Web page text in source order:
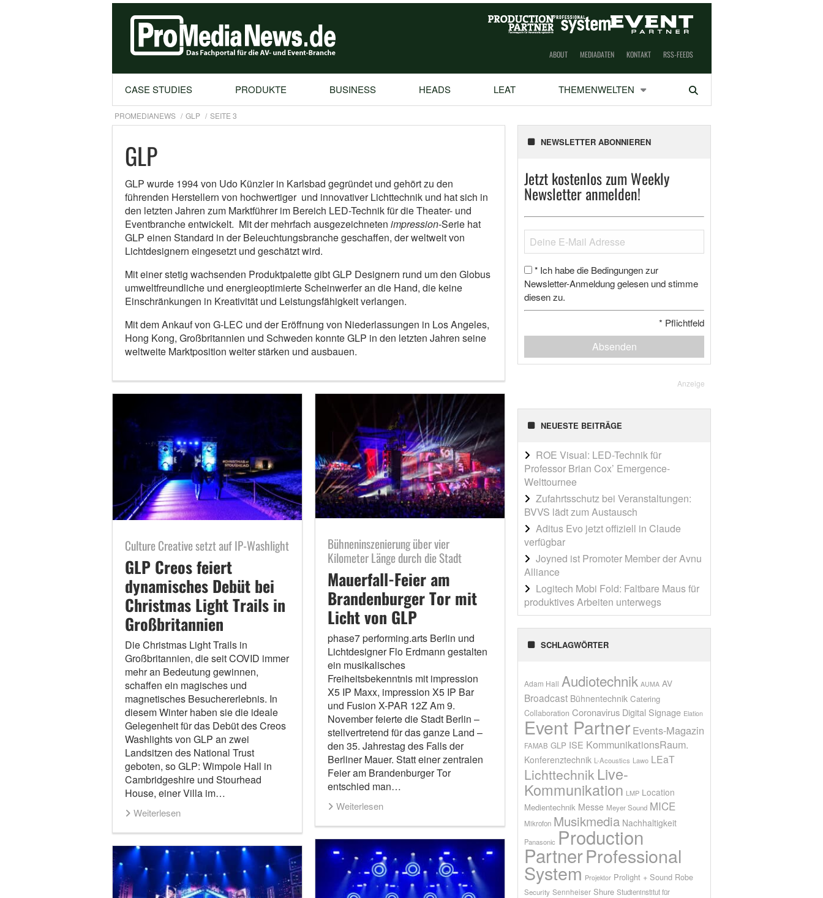
ABOUT MEDIADATEN KONTAKT RSS-FEEDS
CASE STUDIES PRODUKTE BUSINESS HEADS LEAT THEMENWELTEN Suchen
PROMEDIANEWS GLP SEITE 3
GLP
GLP wurde 1994 von Udo Künzler in Karlsbad gegründet und gehört zu den
führenden Herstellern von hochwertiger und innovativer Lichttechnik und hat sich in
den letzten Jahren zum Marktführer im Bereich LED-Technik für die Theater- und
Eventbranche entwickelt. Mit der mehrfach ausgezeichneten impression-Serie hat
GLP einen Standard in der Beleuchtungsbranche geschaffen, der weltweit von
Lichtdesignern eingesetzt und geschätzt wird.
Mit einer stetig wachsenden Produktpalette gibt GLP Designern rund um den Globus
umweltfreundliche und energieoptimierte Scheinwerfer an die Hand, die keine
Einschränkungen in Kreativität und Leistungsfähigkeit verlangen.
Mit dem Ankauf von G-LEC und der Eröffnung von Niederlassungen in Los Angeles,
Hong Kong, Großbritannien und Schweden konnte GLP in den letzten Jahren seine
weltweite Marktposition weiter stärken und ausbauen.
Culture Creative setzt auf IP-Washlight
GLP Creos feiert
dynamisches Debüt bei
Christmas Light Trails in
Großbritannien
Die Christmas Light Trails in
Großbritannien, die seit COVID immer
mehr an Bedeutung gewinnen,
schaffen ein magisches und
magnetisches Besuchererlebnis. In
diesem Winter haben sie die ideale
Gelegenheit für das Debüt des Creos
Washlights von GLP an zwei
Landsitzen des National Trust
geboten, so GLP: Wimpole Hall in
Cambridgeshire und Stourhead
House, einer Villa im…
Weiterlesen
Bühneninszenierung über vier
Kilometer Länge durch die Stadt
Mauerfall-Feier am
Brandenburger Tor mit
Licht von GLP
phase7 performing.arts Berlin und
Lichtdesigner Flo Erdmann gestalten
ein musikalisches
Freiheitsbekenntnis mit impression
X5 IP Maxx, impression X5 IP Bar
und Fusion X-PAR 12Z Am 9.
November feierte die Stadt Berlin –
stellvertretend für das ganze Land –
den 35. Jahrestag des Falls der
Berliner Mauer. Statt einer zentralen
Feier am Brandenburger Tor
entschied man…
Weiterlesen
NEWSLETTER ABONNIEREN
Jetzt kostenlos zum Weekly
Newsletter anmelden!
* Ich habe die Bedingungen zur
Newsletter-Anmeldung gelesen und stimme
diesen zu.
* Pflichtfeld
Absenden
Anzeige
NEUESTE BEITRÄGE
ROE Visual: LED-Technik für
Professor Brian Cox’ Emergence-
Welttournee
Zufahrtsschutz bei Veranstaltungen:
BVVS lädt zum Austausch
Aditus Evo jetzt offiziell in Claude
verfügbar
Joyned ist Promoter Member der Avnu
Alliance
Logitech Mobi Fold: Faltbare Maus für
produktives Arbeiten unterwegs
SCHLAGWÖRTER
Adam Hall Audiotechnik AUMA AV
Broadcast Bühnentechnik Catering
Collaboration Coronavirus Digital Signage Elation
Event Partner Events-Magazin
FAMAB GLP ISE KommunikationsRaum.
Konferenztechnik L-Acoustics Lawo LEaT
Lichttechnik Live-
Kommunikation LMP Location
Medientechnik Messe Meyer Sound MICE
Mikrofon Musikmedia Nachhaltigkeit
Panasonic Production
PartnerProfessional
System Projektor Prolight + Sound Robe
Security Sennheiser Shure Studieninstitut für